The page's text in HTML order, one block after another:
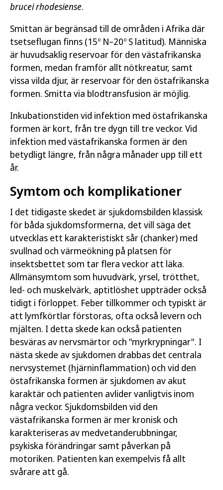
brucei rhodesiense.
Smittan är begränsad till de områden i Afrika där
tsetseflugan finns (15º N–20º S latitud). Människa
är huvudsaklig reservoar för den västafrikanska
formen, medan framför allt nötkreatur, samt
vissa vilda djur, är reservoar för den östafrikanska
formen. Smitta via blodtransfusion är möjlig.
Inkubationstiden vid infektion med östafrikanska
formen är kort, från tre dygn till tre veckor. Vid
infektion med västafrikanska formen är den
betydligt längre, från några månader upp till ett
år.
Symtom och komplikationer
I det tidigaste skedet är sjukdomsbilden klassisk
för båda sjukdomsformerna, det vill säga det
utvecklas ett karakteristiskt sår (chanker) med
svullnad och värmeökning på platsen för
insektsbettet som tar flera veckor att läka.
Allmänsymtom som huvudvärk, yrsel, trötthet,
led- och muskelvärk, aptitlöshet uppträder också
tidigt i förloppet. Feber tillkommer och typiskt är
att lymfkörtlar förstoras, ofta också levern och
mjälten. I detta skede kan också patienten
besväras av nervsmärtor och "myrkrypningar". I
nästa skede av sjukdomen drabbas det centrala
nervsystemet (hjärninflammation) och vid den
östafrikanska formen är sjukdomen av akut
karaktär och patienten avlider vanligtvis inom
några veckor. Sjukdomsbilden vid den
västafrikanska formen är mer kronisk och
karakteriseras av medvetanderubbningar,
psykiska förändringar samt påverkan på
motoriken. Patienten kan exempelvis få allt
svårare att gå.